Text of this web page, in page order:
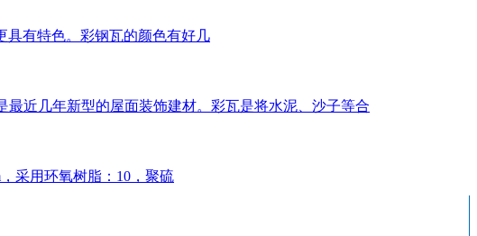
具有特色。彩钢瓦的颜色有好几
近几年新型的屋面装饰建材。彩瓦是将水泥、沙子等合
采用环氧树脂：10，聚硫